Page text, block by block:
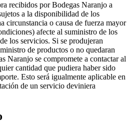
recibidos por Bodegas Naranjo a
a la disponibilidad de los
circunstancia o causa de fuerza mayor
afecte al suministro de los
los servicios. Si se produjeran
de productos o no quedaran
Naranjo se compromete a contactar al
cantidad que pudiera haber sido
Esto será igualmente aplicable en
de un servicio deviniera